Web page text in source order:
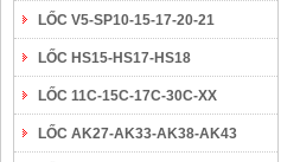
LỐC V5-SP10-15-17-20-21
LỐC HS15-HS17-HS18
LỐC 11C-15C-17C-30C-XX
LỐC AK27-AK33-AK38-AK43